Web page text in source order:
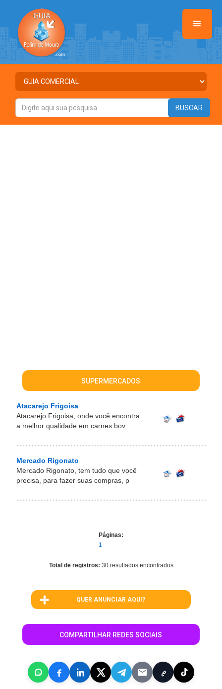
SUPERMERCADOS
Atacarejo Frigoisa
Atacarejo Frigoisa, onde você encontra
a melhor qualidade em carnes bov
Mercado Rigonato
Mercado Rigonato, tem tudo que você
precisa, para fazer suas compras, p
Páginas:
1
Total de registros: 30 resultados encontrados
QUER ANUNCIAR AQUI?
COMPARTILHAR REDES SOCIAIS